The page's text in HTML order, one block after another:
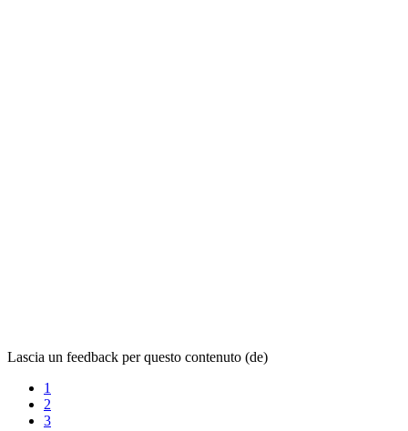
Lascia un feedback per questo contenuto (de)
1
2
3